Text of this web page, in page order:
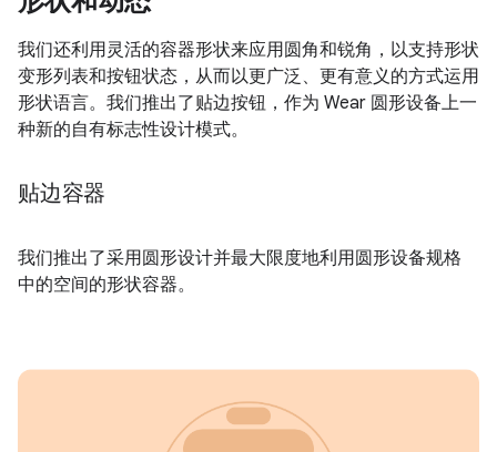
我们还利用灵活的容器形状来应用圆角和锐角，以支持形状
变形列表和按钮状态，从而以更广泛、更有意义的方式运用
形状语言。我们推出了贴边按钮，作为 Wear 圆形设备上一
种新的自有标志性设计模式。
贴边容器
我们推出了采用圆形设计并最大限度地利用圆形设备规格
中的空间的形状容器。